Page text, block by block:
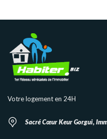
Votre logement en 24H
Sacré Cœur Keur Gorgui,